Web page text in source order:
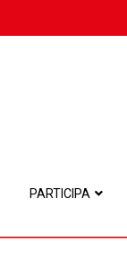
PARTICIPA